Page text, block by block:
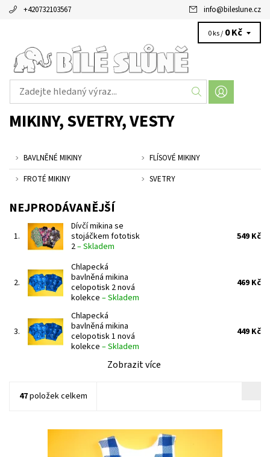
+420732103567 info@bileslune.cz
0 ks / 0 Kč
MIKINY, SVETRY, VESTY
BAVLNĚNÉ MIKINY
FLÍSOVÉ MIKINY
FROTÉ MIKINY
SVETRY
NEJPRODÁVANĚJŠÍ
1.
Dívčí mikina se
stojáčkem fototisk
2–Skladem
549 Kč
2.
Chlapecká
bavlněná mikina
celopotisk 2 nová
kolekce –Skladem
469 Kč
3.
Chlapecká
bavlněná mikina
celopotisk 1 nová
kolekce –Skladem
449 Kč
Zobrazit více
47položek celkem
Slavnostní celopropínací kojenecká vestička pro výjimečné